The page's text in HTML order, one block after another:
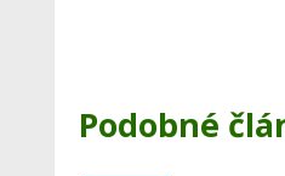
Podobné